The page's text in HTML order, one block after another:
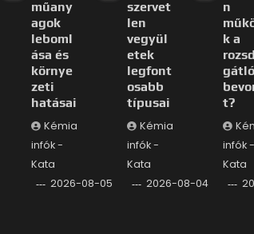
műany
agok
leboml
ása és
környe
zeti
hatásai
Kémia
infók -
Kata
2026-08-05
szervet
len
vegyül
etek
legfont
osabb
típusai
Kémia
infók -
Kata
2026-08-04
n
k a
gátló
t?
infók -
Kata